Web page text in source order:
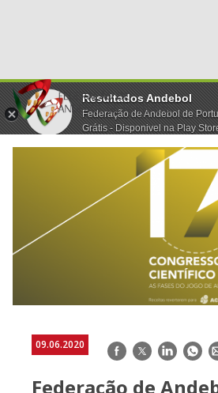
Resultados Andebol
Federação de Andebol de
Grátis - Disponivel na Play
09.06.2020 Facebook
TwitterLinkedIn
Federação de